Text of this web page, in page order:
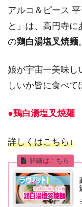
アルコ＆ピース
と」は、高円寺に
の鶏白湯塩叉焼麺。
娘が宇宙一美味し
しいか皆に食べて
●鶏白湯塩叉焼麺
詳しくはこちら↓